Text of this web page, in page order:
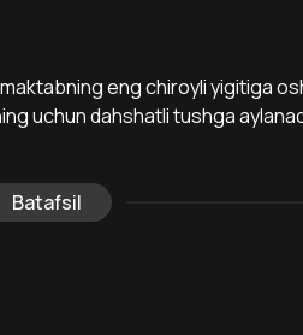
eng chiroyli yigitiga
uchun dahshatli tushga
Batafsil